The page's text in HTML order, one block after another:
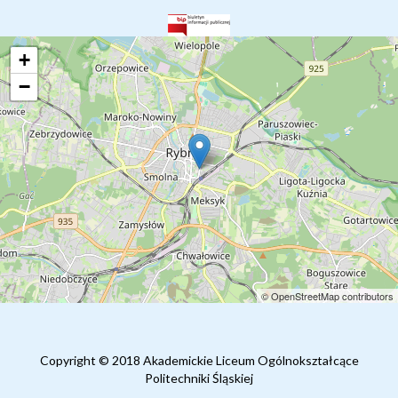
+
−
© OpenStreetMap contributors
Copyright © 2018 Akademickie Liceum Ogólnokształcące
Politechniki Śląskiej